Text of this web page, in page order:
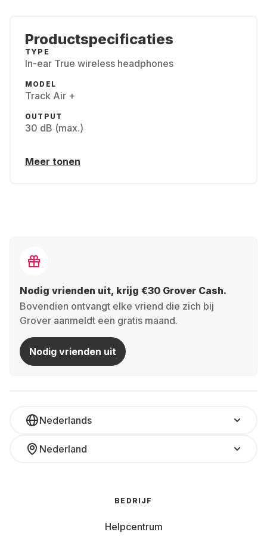
Productspecificaties
TYPE
In-ear True wireless headphones
MODEL
Track Air +
OUTPUT
30 dB (max.)
Meer tonen
Nodig vrienden uit, krijg €30 Grover Cash.
Bovendien ontvangt elke vriend die zich bij
Grover aanmeldt een gratis maand.
Nodig vrienden uit
Nederlands
Nederland
BEDRIJF
Helpcentrum